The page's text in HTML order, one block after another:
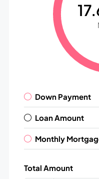
Down Payment
Loan Amount
Monthly
Total Amount